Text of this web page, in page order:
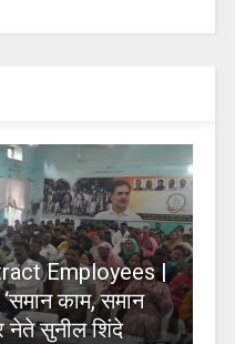
Employees |
‘समान काम, समान
नेते सुनील शिंदे